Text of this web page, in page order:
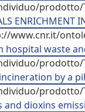
prodotto/
www.cnr.it/
hospital waste
prodotto/
by a
prodotto/
and dioxins